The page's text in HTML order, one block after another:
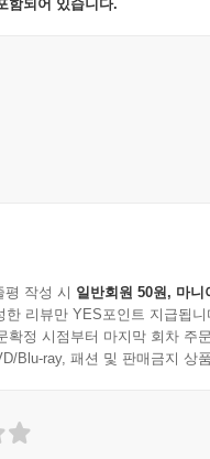
함되어 있습니다.
평 작성 시 일반회원 50원, 마니
한 리뷰만 YES포인트 지급됩니
확정 시점부터 마지막 회차 주
Blu-ray, 패션 및 판매금지 상